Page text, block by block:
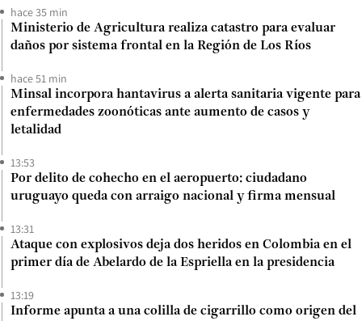
hace 35 min
Ministerio de Agricultura realiza catastro para evaluar
daños por sistema frontal en la Región de Los Ríos
hace 51 min
Minsal incorpora hantavirus a alerta sanitaria vigente para
enfermedades zoonóticas ante aumento de casos y
letalidad
13:53
Por delito de cohecho en el aeropuerto: ciudadano
uruguayo queda con arraigo nacional y firma mensual
13:31
Ataque con explosivos deja dos heridos en Colombia en el
primer día de Abelardo de la Espriella en la presidencia
13:19
Informe apunta a una colilla de cigarrillo como origen del